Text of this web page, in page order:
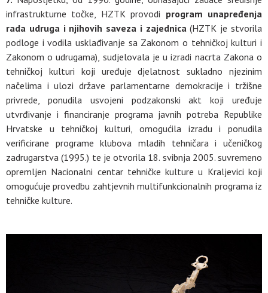
infrastrukturne točke, HZTK provodi program unapređenja
rada udruga i njihovih saveza i zajednica (HZTK je stvorila
podloge i vodila usklađivanje sa Zakonom o tehničkoj kulturi i
Zakonom o udrugama), sudjelovala je u izradi nacrta Zakona o
tehničkoj kulturi koji uređuje djelatnost sukladno njezinim
načelima i ulozi države parlamentarne demokracije i tržišne
privrede, ponudila usvojeni podzakonski akt koji uređuje
utvrđivanje i financiranje programa javnih potreba Republike
Hrvatske u tehničkoj kulturi, omogućila izradu i ponudila
verificirane programe klubova mladih tehničara i učeničkog
zadrugarstva (1995.) te je otvorila 18. svibnja 2005. suvremeno
opremljen Nacionalni centar tehničke kulture u Kraljevici koji
omogućuje provedbu zahtjevnih multifunkcionalnih programa iz
tehničke kulture.